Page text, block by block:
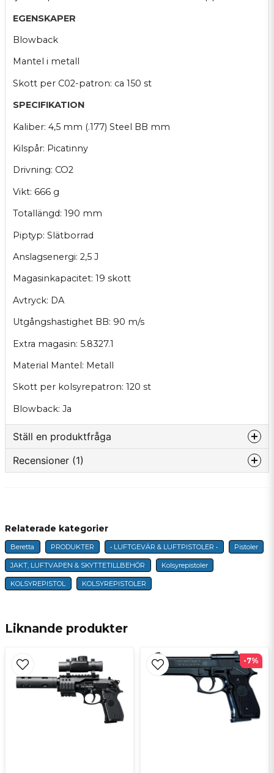
EGENSKAPER
Blowback
Mantel i metall
Skott per C02-patron: ca 150 st
SPECIFIKATION
Kaliber: 4,5 mm (.177) Steel BB mm
Kilspår: Picatinny
Drivning: CO2
Vikt: 666 g
Totallängd: 190 mm
Piptyp: Slätborrad
Anslagsenergi: 2,5 J
Magasinkapacitet: 19 skott
Avtryck: DA
Utgångshastighet BB: 90 m/s
Extra magasin: 5.8327.1
Material Mantel: Metall
Skott per kolsyrepatron: 120 st
Blowback: Ja
Ställ en produktfråga
question
Fråga oss något om denna produkten...
name
Namn
email
E-postadress
Ja, ni får publicera min fråga
Recensioner (1)
Liknande produkter
-7%
Relaterade kategorier
Beretta PRODUKTER • LUFTGEVÄR & LUFTPISTOLER • Pistoler
JAKT, LUFTVAPEN & SKYTTETILLBEHÖR Kolsyrepistoler
KOLSYREPISTOL KOLSYREPISTOLER